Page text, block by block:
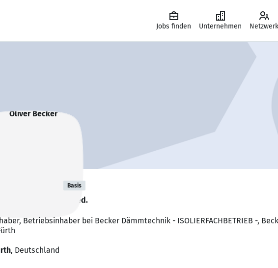
Jobs finden Unternehmen Netzwerk
Becker Basis
neues Team-Mitglied.
Betriebsinhaber bei Becker Dämmtechnik - ISOLIERFACHBETRIEB -,
, Deutschland